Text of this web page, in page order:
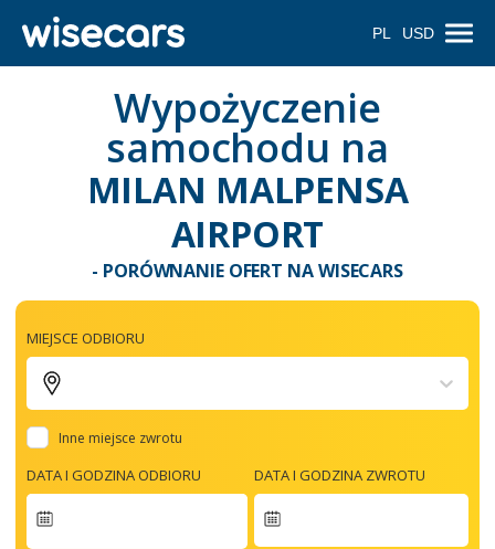
PL USD
Wypożyczenie
samochodu na
MILAN MALPENSA
AIRPORT
- PORÓWNANIE OFERT NA WISECARS
MIEJSCE ODBIORU
Inne miejsce zwrotu
DATA I GODZINA ODBIORU DATA I GODZINA ZWROTU